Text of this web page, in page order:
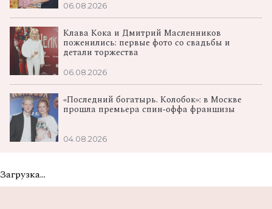
06.08.2026
Клава Кока и Дмитрий Масленников
поженились: первые фото со свадьбы и
детали торжества
06.08.2026
«Последний богатырь. Колобок»: в Москве
прошла премьера спин‑оффа франшизы
04.08.2026
Загрузка...